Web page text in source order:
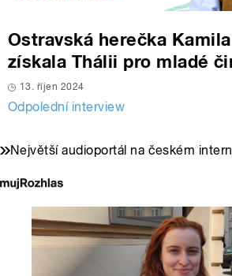
Ostravská herečka
získala Thálii pro mladé
13. říjen 2024
Odpolední interview
Největší audioportál na českém